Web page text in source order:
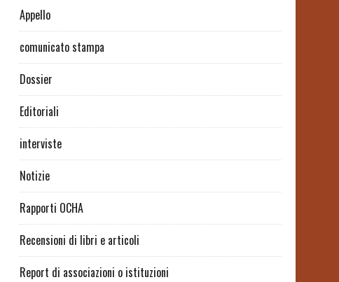
Appello
comunicato stampa
Dossier
Editoriali
interviste
Notizie
Rapporti OCHA
Recensioni di libri e articoli
Report di associazioni o istituzioni